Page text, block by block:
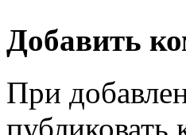
Добавить
При